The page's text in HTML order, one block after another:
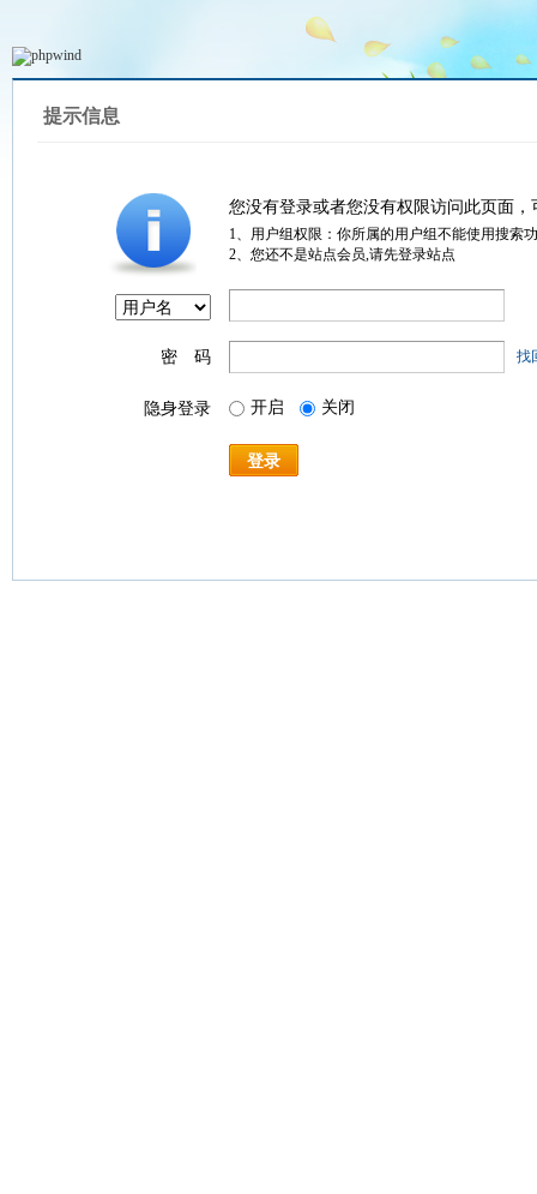
提示信息
您没有登录或者您没有权限访问此页面
1、用户组权限：你所属的用户组不能使用搜索
2、您还不是站点会员,请先登录站点
密 码 找
隐身登录 开启 关闭
登录